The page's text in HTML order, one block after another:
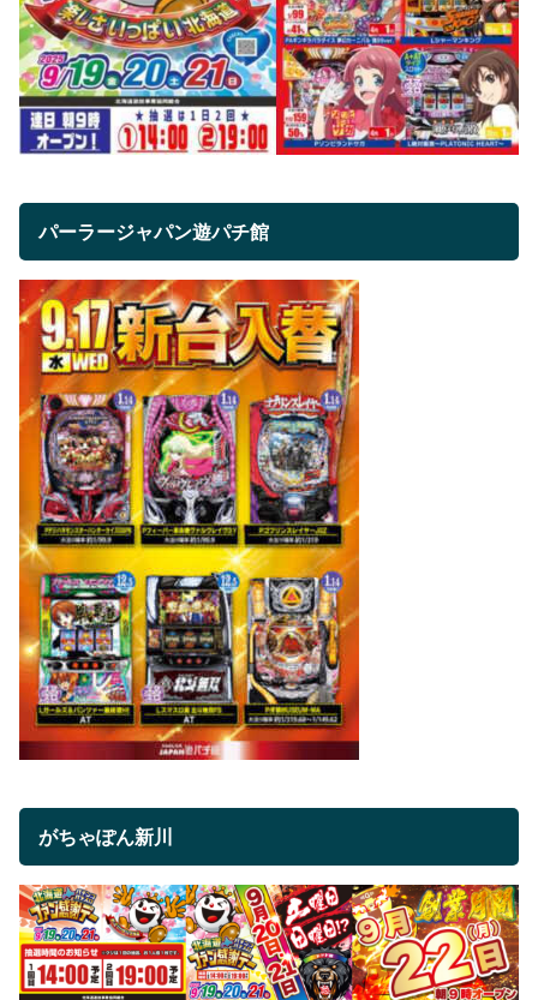
パーラージャパン遊パチ館
がちゃぽん新川